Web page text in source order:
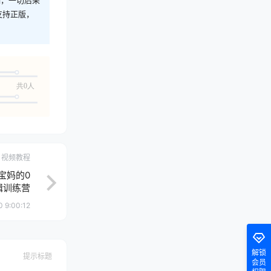
正版，
共0人
视频教程
妈的0
训练营
9:00:12
提示标题
解锁
会员